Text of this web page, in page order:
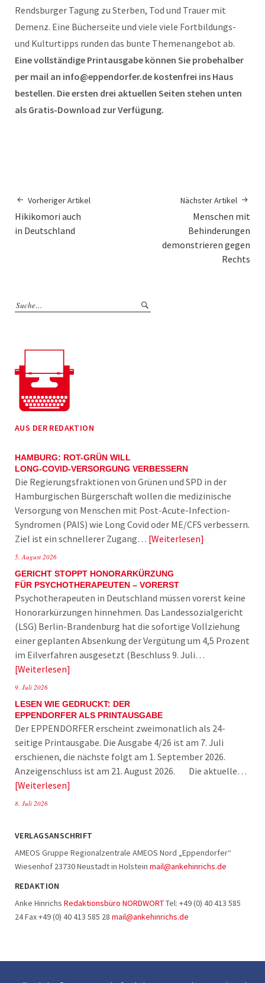
Rendsburger Tagung zu Sterben, Tod und Trauer mit
Demenz. Eine Bücherseite und viele viele Fortbildungs-
und Kulturtipps runden das bunte Themenangebot ab.
Eine vollständige Printausgabe können Sie probehalber
per mail an info@eppendorfer.de kostenfrei ins Haus
bestellen. Die ersten drei aktuellen Seiten stehen unten
als Gratis-Download zur Verfügung.
Vorheriger Artikel
Hikikomori auch
in Deutschland
Nächster Artikel
Menschen mit
Behinderungen
demonstrieren gegen
Rechts
AUS DER REDAKTION
HAMBURG: ROT-GRÜN WILL
LONG-COVID-VERSORGUNG VERBESSERN
Die Regierungsfraktionen von Grünen und SPD in der
Hamburgischen Bürgerschaft wollen die medizinische
Versorgung von Menschen mit Post-Acute-Infection-
Syndromen (PAIS) wie Long Covid oder ME/CFS verbessern.
Ziel ist ein schnellerer Zugang… Weiterlesen
5. August 2026
GERICHT STOPPT HONORARKÜRZUNG
FÜR PSYCHOTHERAPEUTEN – VORERST
Psychotherapeuten in Deutschland müssen vorerst keine
Honorarkürzungen hinnehmen. Das Landessozialgericht
(LSG) Berlin-Brandenburg hat die sofortige Vollziehung
einer geplanten Absenkung der Vergütung um 4,5 Prozent
im Eilverfahren ausgesetzt (Beschluss 9. Juli…
Weiterlesen
9. Juli 2026
LESEN WIE GEDRUCKT: DER
EPPENDORFER ALS PRINTAUSGABE
Der EPPENDORFER erscheint zweimonatlich als 24-
seitige Printausgabe. Die Ausgabe 4/26 ist am 7. Juli
erschienen, die nächste folgt am 1. September 2026.
Anzeigenschluss ist am 21. August 2026. Die aktuelle…
Weiterlesen
8. Juli 2026
VERLAGSANSCHRIFT
AMEOS Gruppe Regionalzentrale AMEOS Nord „Eppendorfer“
Wiesenhof 23730 Neustadt in Holstein mail@ankehinrichs.de
REDAKTION
Anke Hinrichs Redaktionsbüro NORDWORTTel: +49 (0) 40 413 585
24 Fax +49 (0) 40 413 585 28 mail@ankehinrichs.de